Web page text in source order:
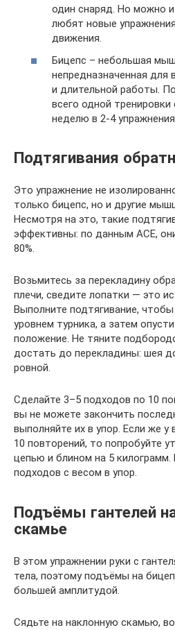
один снаряд. Но можно
любят новые
движения.
Бицепс – небольшая
непредназначенная для
и длительной работы.
всего одной тренировки
неделю в 2-4
Подтягивания
Это упражнение не
только бицепс, но и другие
Несмотря на это, такие
эффективны: по данным ACE,
80%.
Возьмитесь за перекладину
плечи, сведите лопатки — это
Выполните подтягивание,
уровнем турника, а затем
положение. Не тяните
достать до перекладины: шея
ровной.
Сделайте 3–5 подходов по 10
вы не можете закончить
выполняйте их в упор. Если же у
10 повторений, то попробуйте
цепью и блином на 5 килограмм.
подходов с весом в упор.
Подъёмы гантелей
скамье
В этом упражнении руки с
тела, поэтому подъёмы на
большей амплитудой.
Сядьте на наклонную скамью,